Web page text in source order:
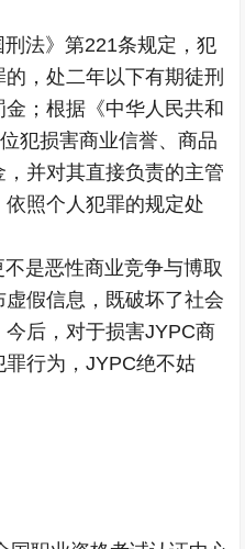
法》第221条规定，犯
，处二年以下有期徒刑
；根据《中华人民共和
犯损害商业信誉、商品
并对其直接负责的主管
照个人犯罪的规定处
是恶性商业竞争与博取
假信息，既破坏了社会
后，对于损害JYPC商
行为，JYPC绝不姑